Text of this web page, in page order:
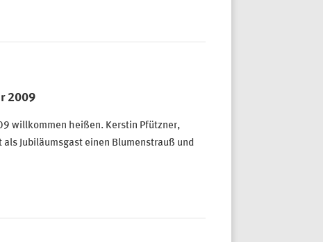
2009
willkommen heißen. Kerstin Pfützner,
Jubiläumsgast einen Blumenstrauß und